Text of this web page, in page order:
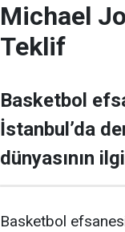
Michael
Teklif
Basketbol
İstanbul’da
dünyasının
Basketbol